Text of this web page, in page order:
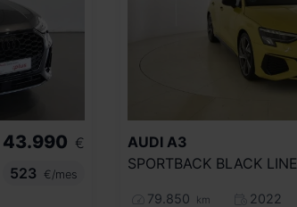
43.990 €
523
€/mes
AUDI A3
79.850 km
2022